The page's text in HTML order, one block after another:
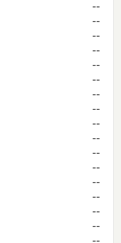
--
--
--
--
--
--
--
--
--
--
--
--
--
--
--
--
--